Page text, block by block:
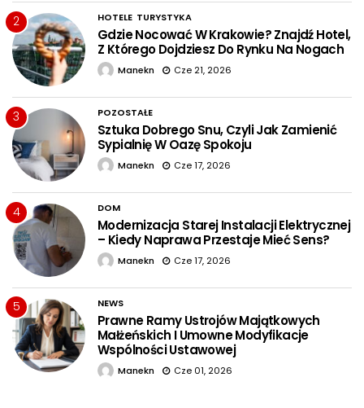
2 HOTELE TURYSTYKA
Gdzie Nocować W Krakowie? Znajdź Hotel,
Z Którego Dojdziesz Do Rynku Na Nogach
Manekn Cze 21, 2026
3 POZOSTAŁE
Sztuka Dobrego Snu, Czyli Jak Zamienić
Sypialnię W Oazę Spokoju
Manekn Cze 17, 2026
4 DOM
Modernizacja Starej Instalacji Elektrycznej
– Kiedy Naprawa Przestaje Mieć Sens?
Manekn Cze 17, 2026
5 NEWS
Prawne Ramy Ustrojów Majątkowych
Małżeńskich I Umowne Modyfikacje
Wspólności Ustawowej
Manekn Cze 01, 2026